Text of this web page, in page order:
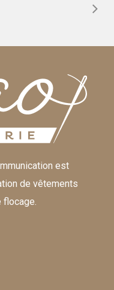
est
de vêtements
flocage.